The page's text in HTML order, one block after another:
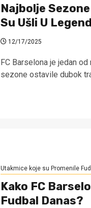
Najbolje
Su Ušli U
12/17/2025
FC Barselona je jedan
sezone ostavile dubok
Utakmice koje su Promenile
Kako FC
Fudbal Danas?